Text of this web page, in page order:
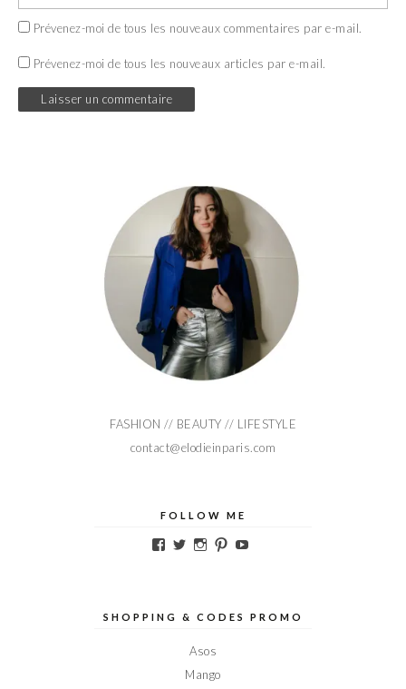
Prévenez-moi de tous les nouveaux commentaires par e-mail.
Prévenez-moi de tous les nouveaux articles par e-mail.
FASHION // BEAUTY // LIFESTYLE
contact@elodieinparis.com
FOLLOW ME
Voir
sur
Voir
sur
Voir
sur
Voir
sur sur
SHOPPING & CODES PROMO
Asos
Mango